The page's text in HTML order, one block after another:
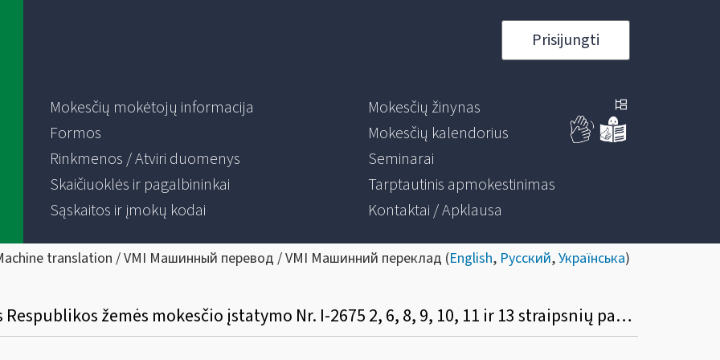
Prisijungti
Mokesčių mokėtojų informacija
Formos
Rinkmenos / Atviri duomenys
Skaičiuoklės ir pagalbininkai
Sąskaitos ir įmokų kodai
Mokesčių žinynas
Mokesčių kalendorius
Seminarai
Tarptautinis apmokestinimas
Kontaktai / Apklausa
translation / VMI Машинный перевод / VMI Машинний переклад (English, Русский,Українська)
Informacinis pranešimas dėl Lietuvos Respublikos žemės mokesčio įstatymo Nr. I-2675 2, 6, 8, 9, 10, 11 ir 13 straipsnių pakeitimo